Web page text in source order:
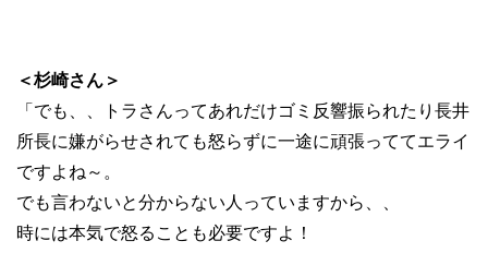
＜杉崎さん＞
「でも、、トラさんってあれだけゴミ反響振られたり長井
所長に嫌がらせされても怒らずに一途に頑張っててエライ
ですよね～。
でも言わないと分からない人っていますから、、
時には本気で怒ることも必要ですよ！